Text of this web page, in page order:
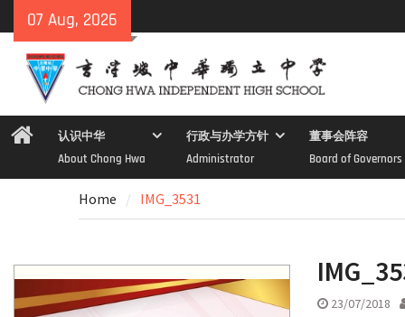
to
content
07 Aug, 2026
Home认识中华
About Chong Hwa
行政与办学方针
Administrator
董事会阵容
Board of Governors
Home IMG_3531
23/07/2018